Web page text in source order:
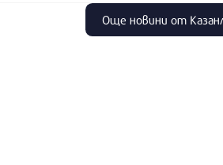
Още новини от